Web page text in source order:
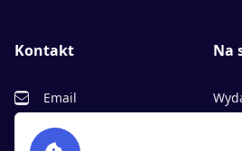
Kontakt
Email
Facebook
Na